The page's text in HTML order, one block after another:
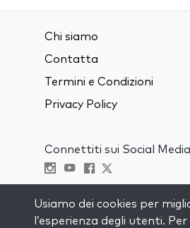
Chi siamo
Contatta
Termini e Condizioni
Privacy Policy
Connettiti sui Social
Usiamo dei cookies per
l’esperienza degli utenti.